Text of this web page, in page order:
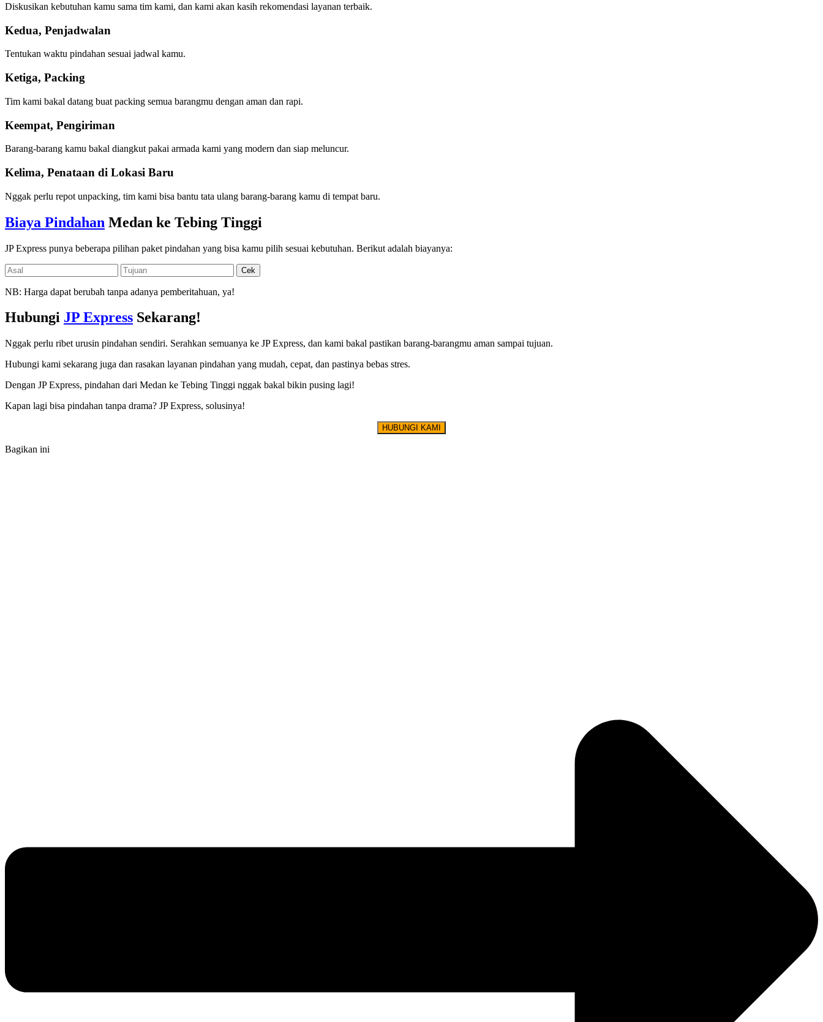
Diskusikan kebutuhan kamu sama tim kami, dan kami akan kasih rekomendasi layanan terbaik.
Kedua, Penjadwalan
Tentukan waktu pindahan sesuai jadwal kamu.
Ketiga, Packing
Tim kami bakal datang buat packing semua barangmu dengan aman dan rapi.
Keempat, Pengiriman
Barang-barang kamu bakal diangkut pakai armada kami yang modern dan siap meluncur.
Kelima, Penataan di Lokasi Baru
Nggak perlu repot unpacking, tim kami bisa bantu tata ulang barang-barang kamu di tempat baru.
Biaya Pindahan Medan ke Tebing Tinggi
JP Express punya beberapa pilihan paket pindahan yang bisa kamu pilih sesuai kebutuhan. Berikut adalah biayanya:
NB: Harga dapat berubah tanpa adanya pemberitahuan, ya!
Hubungi JP Express Sekarang!
Nggak perlu ribet urusin pindahan sendiri. Serahkan semuanya ke JP Express, dan kami bakal pastikan barang-barangmu aman sampai tujuan.
Hubungi kami sekarang juga dan rasakan layanan pindahan yang mudah, cepat, dan pastinya bebas stres.
Dengan JP Express, pindahan dari Medan ke Tebing Tinggi nggak bakal bikin pusing lagi!
Kapan lagi bisa pindahan tanpa drama? JP Express, solusinya!
HUBUNGI KAMI
Bagikan ini